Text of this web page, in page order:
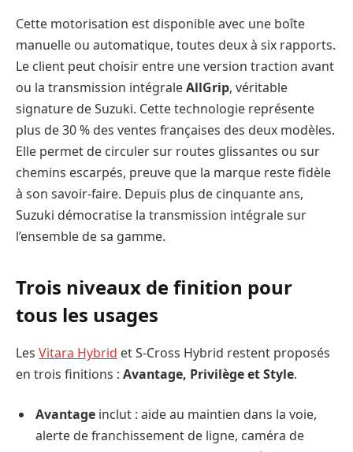
Cette motorisation est disponible avec une boîte
manuelle ou automatique, toutes deux à six rapports.
Le client peut choisir entre une version traction avant
ou la transmission intégraleAllGrip, véritable
signature de Suzuki. Cette technologie représente
plus de 30 % des ventes françaises des deux modèles.
Elle permet de circuler sur routes glissantes ou sur
chemins escarpés, preuve que la marque reste fidèle
à son savoir-faire. Depuis plus de cinquante ans,
Suzuki démocratise la transmission intégrale sur
l’ensemble de sa gamme.
Trois niveaux de finition pour
tous les usages
Les Vitara Hybrid et S-Cross Hybrid restent proposés
en trois finitions : Avantage, Privilège et Style.
Avantage inclut : aide au maintien dans la voie,
alerte de franchissement de ligne, caméra de